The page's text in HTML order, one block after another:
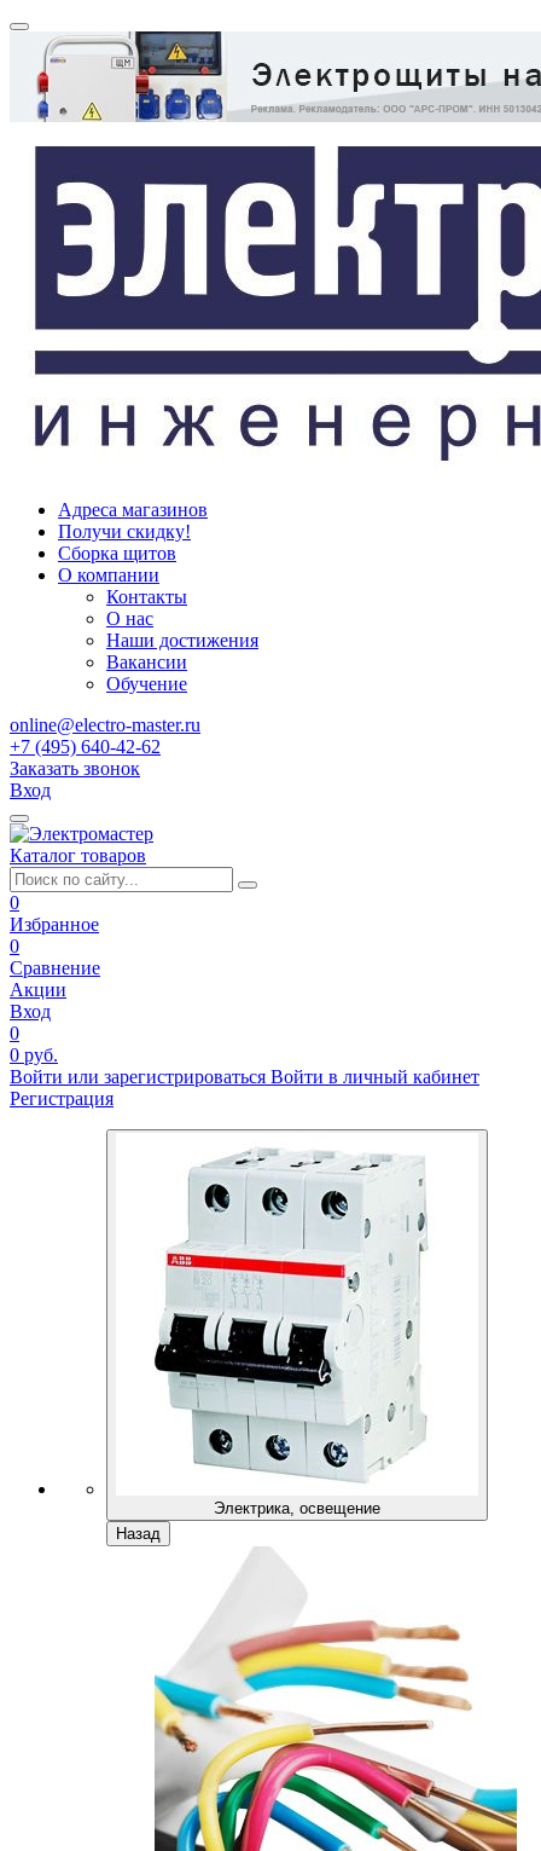
Адреса магазинов
Получи скидку!
Сборка щитов
О компании
Контакты
О нас
Наши достижения
Вакансии
Обучение
online@electro-master.ru
+7 (495) 640-42-62
Заказать звонок
Вход
Каталог товаров
0
Избранное
0
Сравнение
Акции
Вход
0
0 руб.
Войти или зарегистрироваться Войти в личный кабинет
Регистрация
Электрика, освещение
Назад